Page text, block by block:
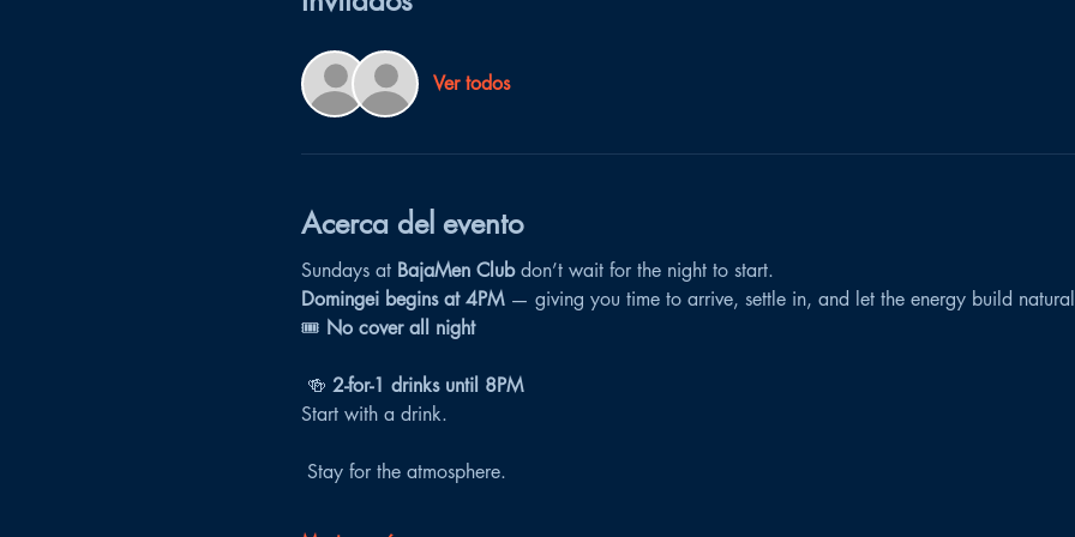
Ver todos
Acerca del evento
Sundays at BajaMen Club don’t wait for the night to start.
Domingei begins at 4PM — giving you time to arrive, settle in, and let the energy build
🎟️ No cover all night
🍻 2-for-1 drinks until 8PM
Start with a drink.
Stay for the atmosphere.